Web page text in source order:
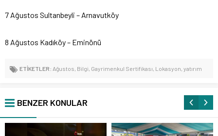
7 Ağustos Sultanbeyli – Arnavutköy
8 Ağustos Kadıköy – Eminönü
ETİKETLER: Ağustos, Bilgi, Gayrimenkul Sertifikası, Lokasyon, yatırım
BENZER KONULAR